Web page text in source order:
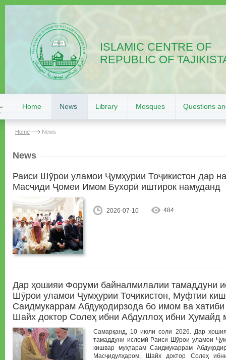
ISLAMIC CENTRE OF
REPUBLIC OF
Home News Library Mosques Questions
Home News
News
Раиси Шӯрои уламои Ҷумҳурии Тоҷикистон дар
Масҷиди Ҷомеи Имом Бухорӣ иштирок намуданд
2026-07-10 484
Дар ҳошияи Форуми байналмилалии тамаддуни
Шӯрои уламои Ҷумҳурии Тоҷикистон, Муфтии
Саидмукаррам Абдуқодирзода бо имом ва
Шайх доктор Солеҳ ибни Абдуллоҳ ибни Ҳумайд
Самарқанд, 10 июли соли 2026. Дар
тамаддуни исломӣ Раиси Шӯрои уламои
кишвар муҳтарам Саидмукаррам
Масҷидулҳаром, Шайх доктор Солеҳ